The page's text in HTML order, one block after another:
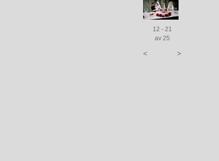
12 - 21
av 25
< >